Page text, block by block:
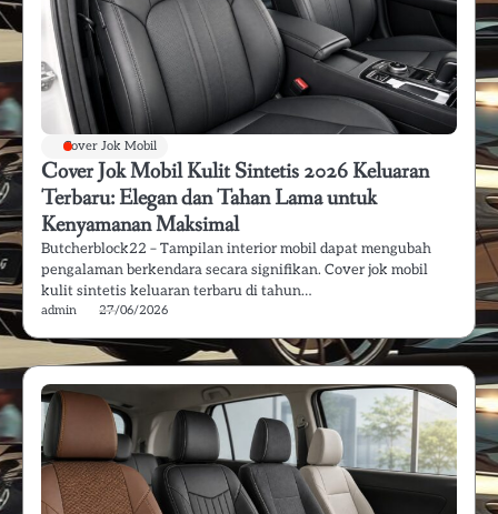
Cover Jok Mobil
Cover Jok Mobil Kulit Sintetis 2026 Keluaran
Terbaru: Elegan dan Tahan Lama untuk
Kenyamanan Maksimal
Butcherblock22 – Tampilan interior mobil dapat mengubah
pengalaman berkendara secara signifikan. Cover jok mobil
kulit sintetis keluaran terbaru di tahun…
admin 27/06/2026